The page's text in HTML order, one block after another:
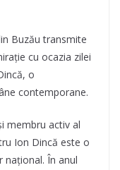
Buzău transmite
cu ocazia zilei
o
contemporane.
membru activ al
Ion Dincă este o
național. În anul